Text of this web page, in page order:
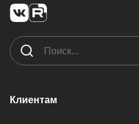
Клиентам